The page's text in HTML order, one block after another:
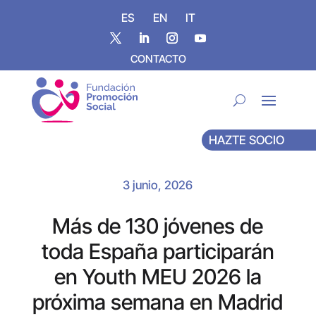
ES EN IT
CONTACTO
HAZTE SOCIO
3 junio, 2026
Más de 130 jóvenes de
toda España participarán
en Youth MEU 2026 la
próxima semana en Madrid